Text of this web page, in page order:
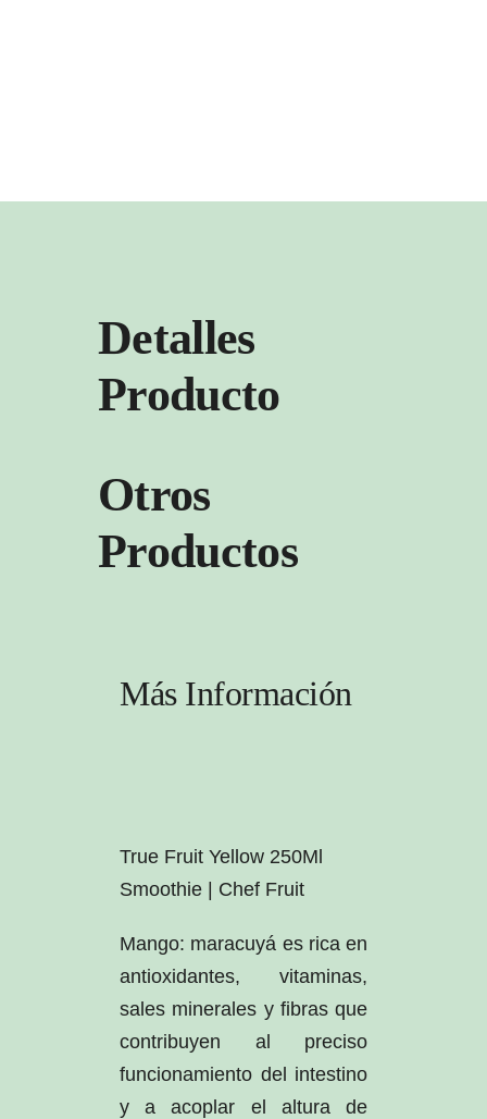
Detalles
Producto
Otros
Productos
Más Información
True Fruit Yellow 250Ml
Smoothie | Chef Fruit
Mango: maracuyá es rica en
antioxidantes, vitaminas,
sales minerales y fibras que
contribuyen al preciso
funcionamiento del intestino
y a acoplar el altura de